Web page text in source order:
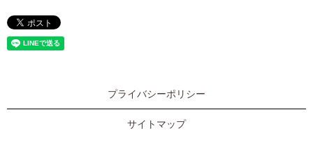
プライバシーポリシー
サイトマップ